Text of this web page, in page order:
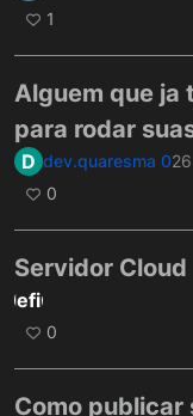
1
Alguem que ja
para rodar
D dev.quaresma 0
0
Servidor Cloud
0
Como publicar